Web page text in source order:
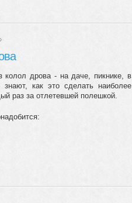
дрова - на даче, пикнике, в
как это сделать наиболее
раз за отлетевшей полешкой.